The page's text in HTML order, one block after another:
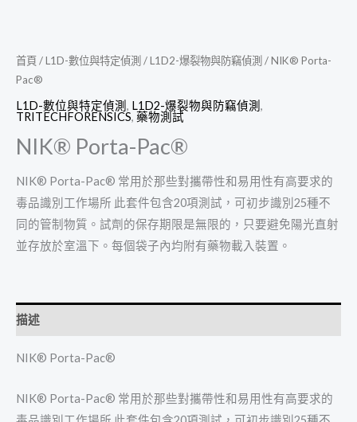
首頁/L1D-數位與特定偵測 /L1D2-爆裂物與防竊偵測 / NIK® Porta-
Pac®
L1D-數位與特定偵測 , L1D2-爆裂物與防竊偵測 ,
TRITECHFORENSICS, 藥物測試
NIK® Porta-Pac®
NIK® Porta-Pac® 常用於那些對攜帶性和易用性有高要求的
毒品識別工作場所 此套件包含20項測試，可初步識別25種不
同的管制物質。試劑的保存期限是無限的，只要避免陽光直射
並存放於室溫下。每個袋子內均附有藥物載入裝置。
描述
NIK® Porta-Pac®
NIK® Porta-Pac® 常用於那些對攜帶性和易用性有高要求的